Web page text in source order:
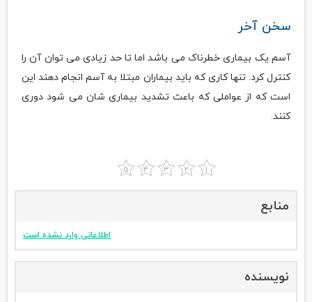
سخن آخر
آسم یک بیماری خطرناک می باشد اما تا حد زیادی می توان آن را
کنترل کرد. تنها کاری که باید بیماران مبتلا به آسم انجام دهند این
است که از عواملی که باعث تشدید بیماری شان می شود دوری
کنند.
منابع
اطلاعاتی وارد نشده است
نویسنده